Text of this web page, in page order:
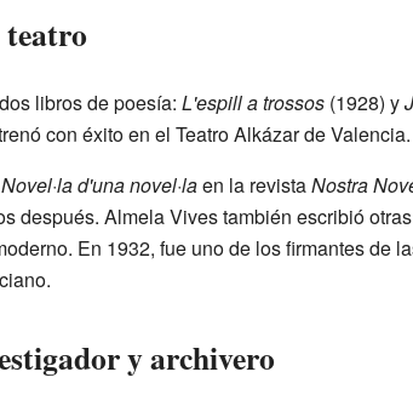
libros de poesía: L'espill a trossos(1928) y
con éxito en el Teatro Alkázar de Valencia.
Novel·la d'una novel·laen la revistaNostra
después. Almela Vives también escribió
En 1932, fue uno de los firmantes de
y archivero